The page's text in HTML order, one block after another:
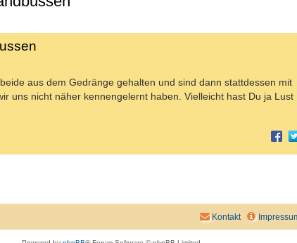
SUCHE
aus dem Gedränge gehalten und sind dann stattdessen mit
uns nicht näher kennengelernt haben. Vielleicht hast Du ja Lust
Kontakt